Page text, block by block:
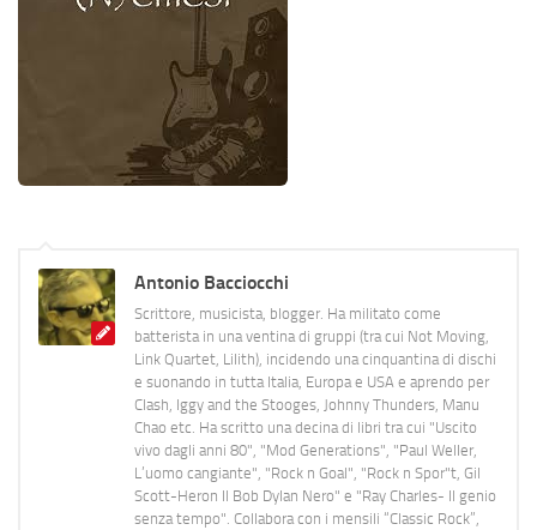
Antonio Bacciocchi
Scrittore, musicista, blogger. Ha militato come
batterista in una ventina di gruppi (tra cui Not Moving,
Link Quartet, Lilith), incidendo una cinquantina di dischi
e suonando in tutta Italia, Europa e USA e aprendo per
Clash, Iggy and the Stooges, Johnny Thunders, Manu
Chao etc. Ha scritto una decina di libri tra cui "Uscito
vivo dagli anni 80", "Mod Generations", "Paul Weller,
L’uomo cangiante", "Rock n Goal", "Rock n Spor"t, Gil
Scott-Heron Il Bob Dylan Nero" e "Ray Charles- Il genio
senza tempo". Collabora con i mensili “Classic Rock”,